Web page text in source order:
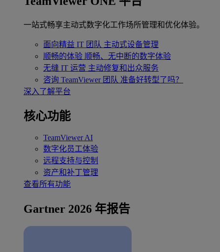
一站式畅享主动式数字化工作场所管理和优化体验。
面向精益 IT 团队 主动式设备管理
顺畅的体验 顺畅、无中断的数字体验
无缝 IT 运营 主动修复和出众服务
咨询 TeamViewer 团队 准备好转型了吗？
深入了解平台
核心功能
TeamViewer AI
数字化员工体验
远程支持与控制
资产和补丁管理
查看所有功能
Gartner 2026 年报告